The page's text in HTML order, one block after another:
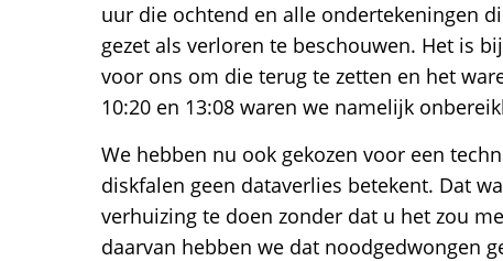
uur die ochtend en alle ondertekeningen
gezet als verloren te beschouwen. Het is
voor ons om die terug te zetten en het
10:20 en 13:08 waren we namelijk
We hebben nu ook gekozen voor een
diskfalen geen dataverlies betekent. Dat
verhuizing te doen zonder dat u het zou
daarvan hebben we dat noodgedwongen